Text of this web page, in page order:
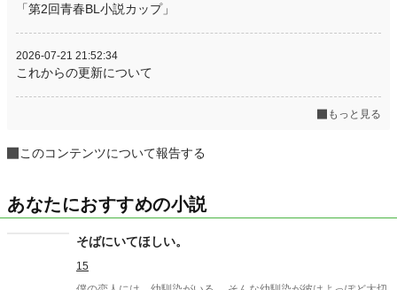
「第2回青春BL小説カップ」
2026-07-21 21:52:34
これからの更新について
もっと見る
このコンテンツについて報告する
あなたにおすすめの小説
そばにいてほしい。
15